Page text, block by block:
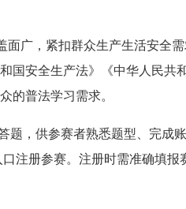
广，紧扣群众生产生活安全
安全生产法》《中华人民共
的普法学习需求。
，供参赛者熟悉题型、完成
注册参赛。注册时需准确填